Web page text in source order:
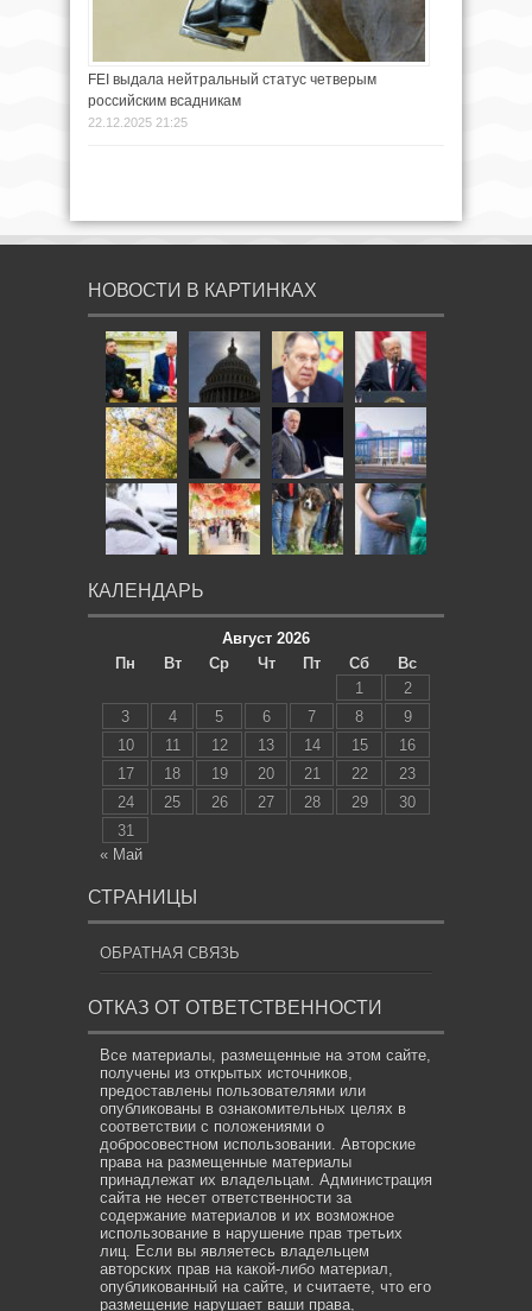
FEI выдала нейтральный статус четверым
российским всадникам
22.12.2025 21:25
НОВОСТИ В КАРТИНКАХ
КАЛЕНДАРЬ
Август 2026
Пн
Вт Ср Чт Пт Сб
Вс
1
2
3
4 5 6 7 8
9
10
11 12 13 14 15
16
17
18 19 20 21 22
23
24
25 26 27 28 29
30
31
« Май
СТРАНИЦЫ
ОБРАТНАЯ СВЯЗЬ
ОТКАЗ ОТ ОТВЕТСТВЕННОСТИ
Все материалы, размещенные на этом сайте,
получены из открытых источников,
предоставлены пользователями или
опубликованы в ознакомительных целях в
соответствии с положениями о
добросовестном использовании. Авторские
права на размещенные материалы
принадлежат их владельцам. Администрация
сайта не несет ответственности за
содержание материалов и их возможное
использование в нарушение прав третьих
лиц. Если вы являетесь владельцем
авторских прав на какой-либо материал,
опубликованный на сайте, и считаете, что его
размещение нарушает ваши права,